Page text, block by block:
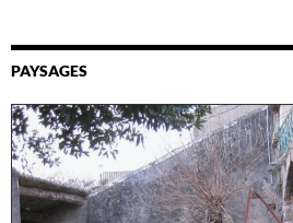
PAYSAGES